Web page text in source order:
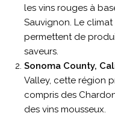
les vins rouges à
Sauvignon. Le
permettent de
saveurs.
Sonoma County,
Valley, cette région
compris des
des vins mousseux.